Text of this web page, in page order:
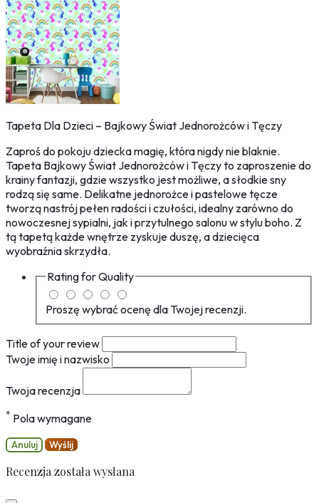
Tapeta Dla Dzieci – Bajkowy Świat Jednorożców i Tęczy
Zaproś do pokoju dziecka magię, która nigdy nie blaknie.
Tapeta Bajkowy Świat Jednorożców i Tęczy to zaproszenie do
krainy fantazji, gdzie wszystko jest możliwe, a słodkie sny
rodzą się same. Delikatne jednorożce i pastelowe tęcze
tworzą nastrój pełen radości i czułości, idealny zarówno do
nowoczesnej sypialni, jak i przytulnego salonu w stylu boho. Z
tą tapetą każde wnętrze zyskuje duszę, a dziecięca
wyobraźnia skrzydła.
Rating forQuality
Proszę wybrać ocenę dla Twojej recenzji.
Title of your review
Twoje imię i nazwisko
Twoja recenzja
* Pola wymagane
Anuluj Wyślij
Recenzja została wysłana